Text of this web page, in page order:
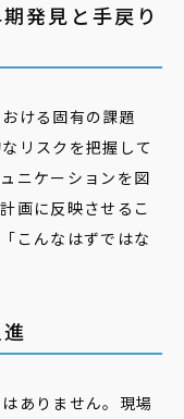
発見と手戻り
ける固有の課題
リスクを把握して
ニケーションを図
画に反映させるこ
こんなはずではな
ありません。現場